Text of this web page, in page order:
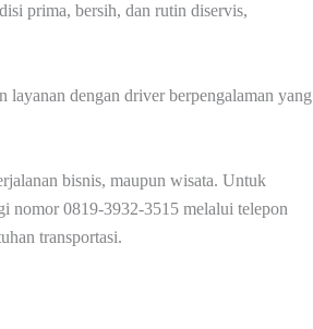
prima, bersih, dan rutin diservis,
dengan driver berpengalaman yang
bisnis, maupun wisata. Untuk
nomor 0819-3932-3515 melalui telepon
transportasi.